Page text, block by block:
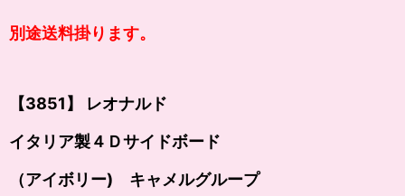
別途送料掛ります。
【3851】 レオナルド
イタリア製４Ｄサイドボード
（アイボリー) キャメルグループ